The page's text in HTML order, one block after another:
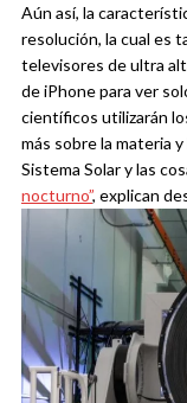
Aún así, la
resolución, la cual es
televisores de ultra
de iPhone para ver
científicos utilizarán
más sobre la materia
Sistema Solar y las
nocturno”, explican